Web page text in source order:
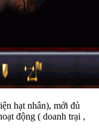
hạt nhân), mới đủ
động ( doanh trại ,